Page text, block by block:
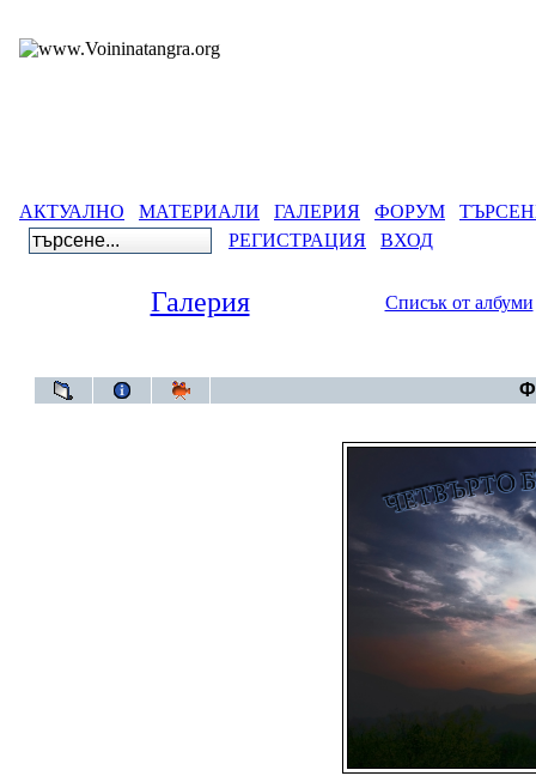
АКТУАЛНО МАТЕРИАЛИ ГАЛЕРИЯ ФОРУМ
РЕГИСТРАЦИЯ
ВХОД
Галерия Списък от албуми